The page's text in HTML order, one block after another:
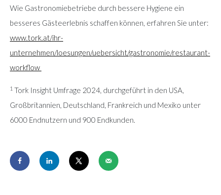
Wie Gastronomiebetriebe durch bessere Hygiene ein
besseres Gästeerlebnis schaffen können, erfahren Sie unter:
www.tork.at/ihr-
unternehmen/loesungen/uebersicht/gastronomie/restaurant-
workflow
1 Tork Insight Umfrage 2024, durchgeführt in den USA,
Großbritannien, Deutschland, Frankreich und Mexiko unter
6000 Endnutzern und 900 Endkunden.